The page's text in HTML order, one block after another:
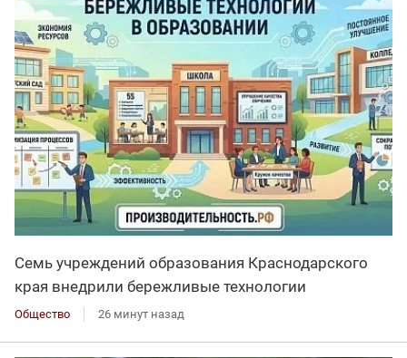
Семь учреждений образования Краснодарского
края внедрили бережливые технологии
Общество 26 минут назад